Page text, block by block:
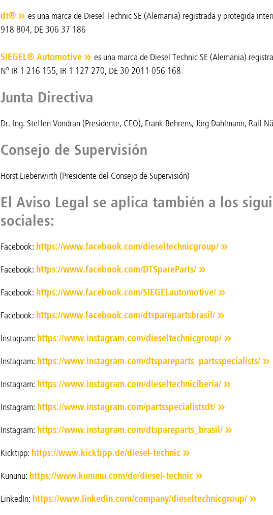
dt®
es una marca de Diesel Technic SE (Alemania) registrada y protegida
918 804, DE 306 37 186
SIEGEL® Automotive
es una marca de Diesel Technic SE (Alemania)
Nº IR 1 216 155, IR 1 127 270, DE 30 2011 056 168
Junta Directiva
Dr.-Ing. Steffen Vondran (Presidente, CEO), Frank Behrens, Jörg Dahlmann, Ralf
Consejo de Supervisión
Horst Lieberwirth (Presidente del Consejo de Supervisión)
El Aviso Legal se aplica también a los
sociales:
Facebook: https://www.facebook.com/dieseltechnicgroup/
Facebook: https://www.facebook.com/DTSpareParts/
Facebook: https://www.facebook.com/SIEGELautomotive/
Facebook: https://www.facebook.com/dtsparepartsbrasil/
Instagram: https://www.instagram.com/dieseltechnicgroup/
Instagram: https://www.instagram.com/dtspareparts_partsspecialists/
Instagram: https://www.instagram.com/dieseltechniciberia/
Instagram: https://www.instagram.com/partsspecialistsdt/
Instagram: https://www.instagram.com/dtspareparts_brasil/
Kicktipp: https://www.kicktipp.de/diesel-technic
Kununu: https://www.kununu.com/de/diesel-technic
LinkedIn: https://www.linkedin.com/company/dieseltechnicgroup/